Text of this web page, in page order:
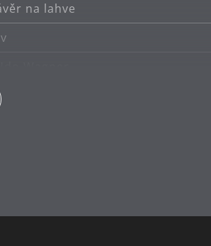
na lahve
v myčce